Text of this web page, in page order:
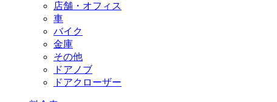
店舗・オフィス
車
バイク
金庫
その他
ドアノブ
ドアクローザー